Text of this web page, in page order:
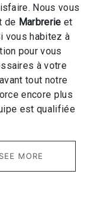
Nous vous
de Marbrerie et
vous habitez à
pour vous
à votre
tout notre
encore plus
est qualifiée
SEE MORE